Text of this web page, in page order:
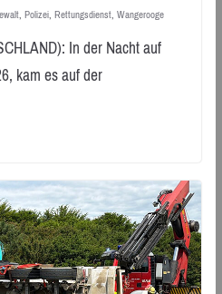
, Polizei, Rettungsdienst, Wangerooge
In der Nacht auf
kam es auf der